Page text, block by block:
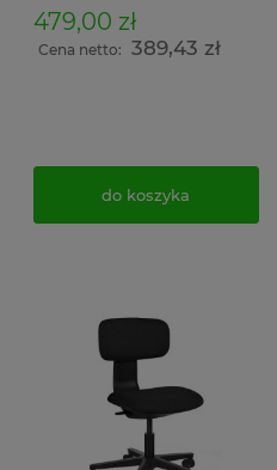
wysokości siedziska
tapicerowane czarne
479,00 zł
Cena netto: 389,43 zł
do koszyka